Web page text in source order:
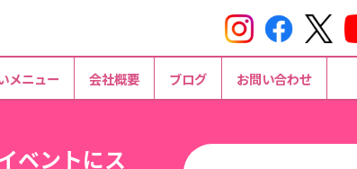
ベントにス
メニュー 会社概要 ブログ お問い合わせ